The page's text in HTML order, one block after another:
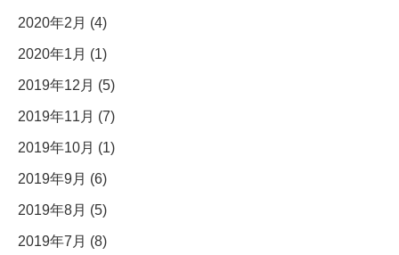
2020年2月 (4)
2020年1月 (1)
2019年12月 (5)
2019年11月 (7)
2019年10月 (1)
2019年9月 (6)
2019年8月 (5)
2019年7月 (8)